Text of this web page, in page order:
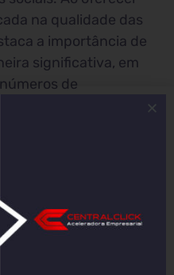
na qualidade das
a importância de
significativa, em
de